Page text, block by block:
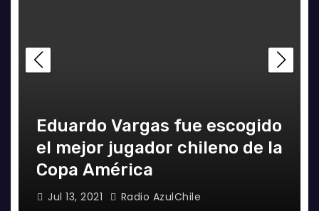
Eduardo Vargas fue escogido
el mejor jugador chileno de la
Copa América
Jul 13, 2021 Radio AzulChile